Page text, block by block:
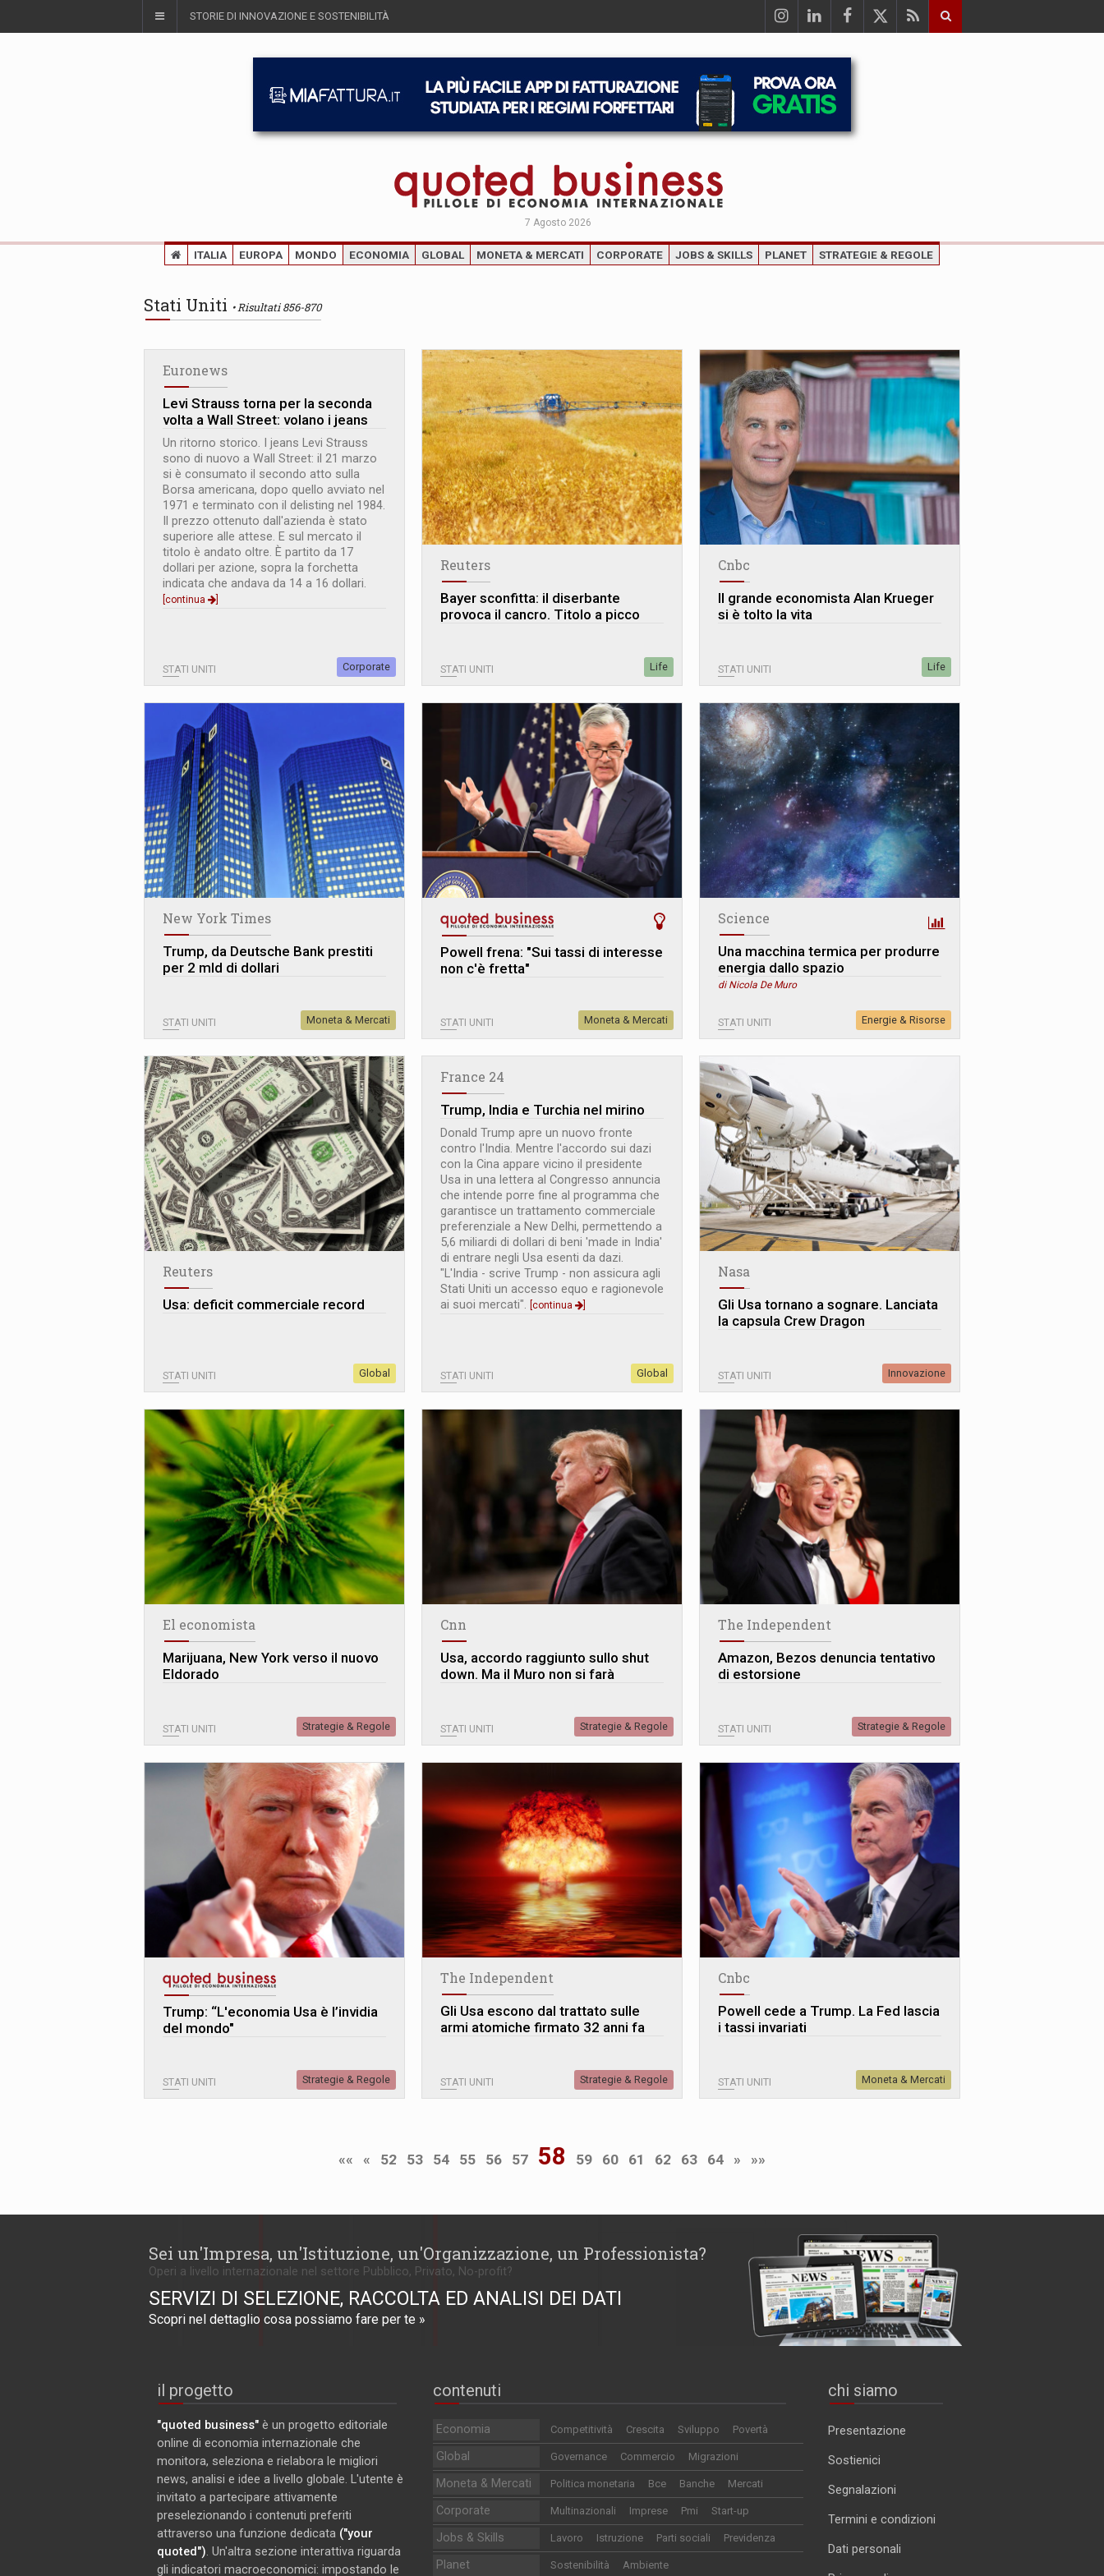
STORIE DI INNOVAZIONE E SOSTENIBILITÀ
7 Agosto 2026
ITALIA EUROPA MONDO ECONOMIA GLOBAL MONETA & MERCATI CORPORATE JOBS & SKILLS PLANET STRATEGIE & REGOLE
Stati Uniti Risultati 856-870
Euronews
Levi Strauss torna per la seconda
volta a Wall Street: volano i jeans
Un ritorno storico. I jeans Levi Strauss
sono di nuovo a Wall Street: il 21 marzo
si è consumato il secondo atto sulla
Borsa americana, dopo quello avviato nel
1971 e terminato con il delisting nel 1984.
Il prezzo ottenuto dall'azienda è stato
superiore alle attese. E sul mercato il
titolo è andato oltre. È partito da 17
dollari per azione, sopra la forchetta
indicata che andava da 14 a 16 dollari.
[continua
STATI UNITI Corporate
Reuters
Bayer sconfitta: il diserbante
provoca il cancro. Titolo a picco
STATI UNITI Life
Cnbc
Il grande economista Alan Krueger
si è tolto la vita
STATI UNITI Life
New York Times
Trump, da Deutsche Bank prestiti
per 2 mld di dollari
STATI UNITI Moneta & Mercati
Powell frena: "Sui tassi di interesse
non c'è fretta"
STATI UNITI Moneta & Mercati
Science
Una macchina termica per produrre
energia dallo spazio
di Nicola De Muro
STATI UNITI Energie & Risorse
Reuters
Usa: deficit commerciale record
STATI UNITI Global
France 24
Trump, India e Turchia nel mirino
Donald Trump apre un nuovo fronte
contro l'India. Mentre l'accordo sui dazi
con la Cina appare vicino il presidente
Usa in una lettera al Congresso annuncia
che intende porre fine al programma che
garantisce un trattamento commerciale
preferenziale a New Delhi, permettendo a
5,6 miliardi di dollari di beni 'made in India'
di entrare negli Usa esenti da dazi.
"L'India - scrive Trump - non assicura agli
Stati Uniti un accesso equo e ragionevole
ai suoi mercati". [continua ]
STATI UNITI Global
Nasa
Gli Usa tornano a sognare. Lanciata
la capsula Crew Dragon
STATI UNITI Innovazione
El economista
Marijuana, New York verso il nuovo
Eldorado
STATI UNITI Strategie & Regole
Cnn
Usa, accordo raggiunto sullo shut
down. Ma il Muro non si farà
STATI UNITI Strategie & Regole
The Independent
Amazon, Bezos denuncia tentativo
di estorsione
STATI UNITI Strategie & Regole
Trump: “L'economia Usa è l’invidia
del mondo"
STATI UNITI Strategie & Regole
The Independent
Gli Usa escono dal trattato sulle
armi atomiche firmato 32 anni fa
STATI UNITI Strategie & Regole
Cnbc
Powell cede a Trump. La Fed lascia
i tassi invariati
STATI UNITI Moneta & Mercati
«« « 52 53 54 55 56 57 58 59 60 61 62 63 64 » »»
Sei un'Impresa, un'Istituzione, un'Organizzazione, un Professionista?
Operi a livello internazionale nel settore Pubblico, Privato, No-profit?
SERVIZI DI SELEZIONE, RACCOLTA ED ANALISI DEI DATI
Scopri nel dettaglio cosa possiamo fare per te »
il progetto
"quoted business" è un progetto editoriale
online di economia internazionale che
monitora, seleziona e rielabora le migliori
news, analisi e idee a livello globale. L'utente è
invitato a partecipare attivamente
preselezionando i contenuti preferiti
attraverso una funzione dedicata ("your
quoted"). Un'altra sezione interattiva riguarda
gli indicatori macroeconomici: impostando le
contenuti
Economia Competitività Crescita Sviluppo Povertà
Global Governance Commercio Migrazioni
Moneta & Mercati Politica monetaria Bce Banche Mercati
Corporate Multinazionali Imprese Pmi Start-up
Jobs & Skills Lavoro Istruzione Parti sociali Previdenza
Planet Sostenibilità Ambiente
chi siamo
Presentazione
Sostienici
Segnalazioni
Termini e condizioni
Dati personali